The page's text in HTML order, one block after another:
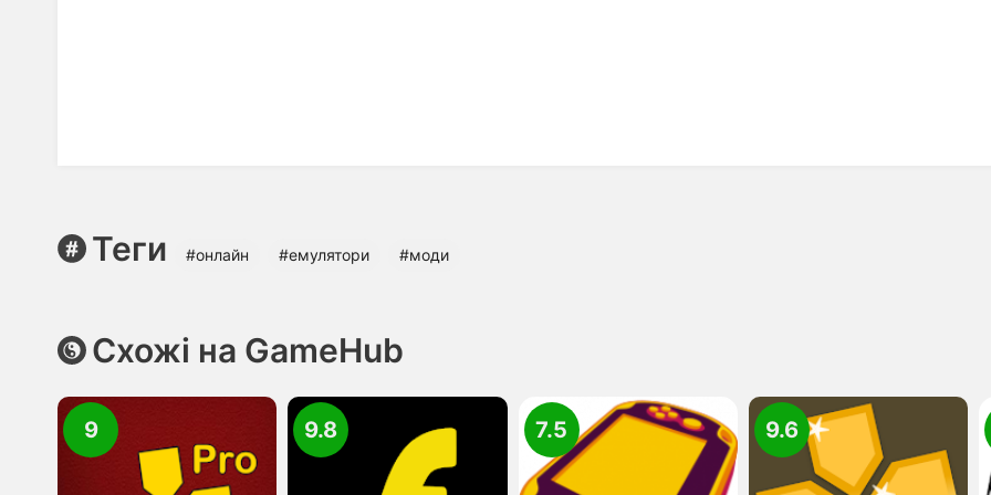
Теги #онлайн #емулятори #моди
Схожі на GameHub
9 9.8 7.5 9.6